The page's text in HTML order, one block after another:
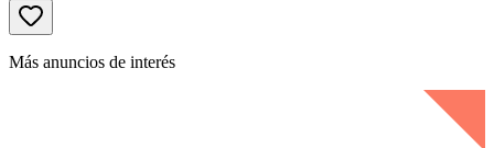
Más anuncios de interés